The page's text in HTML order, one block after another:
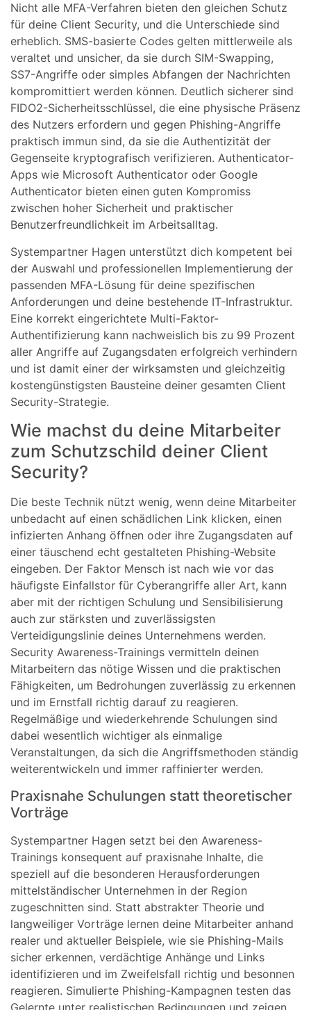
Nicht alle MFA-Verfahren bieten den gleichen Schutz
für deine Client Security, und die Unterschiede sind
erheblich. SMS-basierte Codes gelten mittlerweile als
veraltet und unsicher, da sie durch SIM-Swapping,
SS7-Angriffe oder simples Abfangen der Nachrichten
kompromittiert werden können. Deutlich sicherer sind
FIDO2-Sicherheitsschlüssel, die eine physische Präsenz
des Nutzers erfordern und gegen Phishing-Angriffe
praktisch immun sind, da sie die Authentizität der
Gegenseite kryptografisch verifizieren. Authenticator-
Apps wie Microsoft Authenticator oder Google
Authenticator bieten einen guten Kompromiss
zwischen hoher Sicherheit und praktischer
Benutzerfreundlichkeit im Arbeitsalltag.
Systempartner Hagen unterstützt dich kompetent bei
der Auswahl und professionellen Implementierung der
passenden MFA-Lösung für deine spezifischen
Anforderungen und deine bestehende IT-Infrastruktur.
Eine korrekt eingerichtete Multi-Faktor-
Authentifizierung kann nachweislich bis zu 99 Prozent
aller Angriffe auf Zugangsdaten erfolgreich verhindern
und ist damit einer der wirksamsten und gleichzeitig
kostengünstigsten Bausteine deiner gesamten Client
Security-Strategie.
Wie machst du deine Mitarbeiter
zum Schutzschild deiner Client
Security?
Die beste Technik nützt wenig, wenn deine Mitarbeiter
unbedacht auf einen schädlichen Link klicken, einen
infizierten Anhang öffnen oder ihre Zugangsdaten auf
einer täuschend echt gestalteten Phishing-Website
eingeben. Der Faktor Mensch ist nach wie vor das
häufigste Einfallstor für Cyberangriffe aller Art, kann
aber mit der richtigen Schulung und Sensibilisierung
auch zur stärksten und zuverlässigsten
Verteidigungslinie deines Unternehmens werden.
Security Awareness-Trainings vermitteln deinen
Mitarbeitern das nötige Wissen und die praktischen
Fähigkeiten, um Bedrohungen zuverlässig zu erkennen
und im Ernstfall richtig darauf zu reagieren.
Regelmäßige und wiederkehrende Schulungen sind
dabei wesentlich wichtiger als einmalige
Veranstaltungen, da sich die Angriffsmethoden ständig
weiterentwickeln und immer raffinierter werden.
Praxisnahe Schulungen statt theoretischer
Vorträge
Systempartner Hagen setzt bei den Awareness-
Trainings konsequent auf praxisnahe Inhalte, die
speziell auf die besonderen Herausforderungen
mittelständischer Unternehmen in der Region
zugeschnitten sind. Statt abstrakter Theorie und
langweiliger Vorträge lernen deine Mitarbeiter anhand
realer und aktueller Beispiele, wie sie Phishing-Mails
sicher erkennen, verdächtige Anhänge und Links
identifizieren und im Zweifelsfall richtig und besonnen
reagieren. Simulierte Phishing-Kampagnen testen das
Gelernte unter realistischen Bedingungen und zeigen